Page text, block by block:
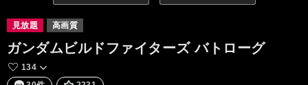
見放題 高画質
ガンダムビルドファイターズ バトローグ
134